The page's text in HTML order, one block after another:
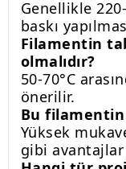
Genellikle
baskı
Filamentin
olmalıdır?
50-70°C
önerilir.
Bu
Yüksek
gibi avantajlar